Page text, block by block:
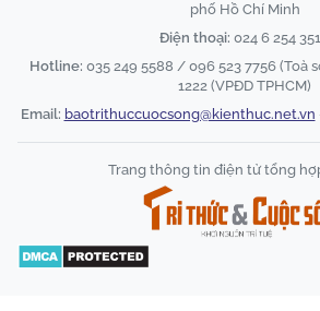
phố Hồ Chí Minh
Điện thoại: 024 6 254
Hotline: 035 249 5588 / 096 523 7756 (Toà
1222 (VPĐD TPHCM)
Email: baotrithuccuocsong@kienthuc.net.vn
Trang thông tin điện tử tổng